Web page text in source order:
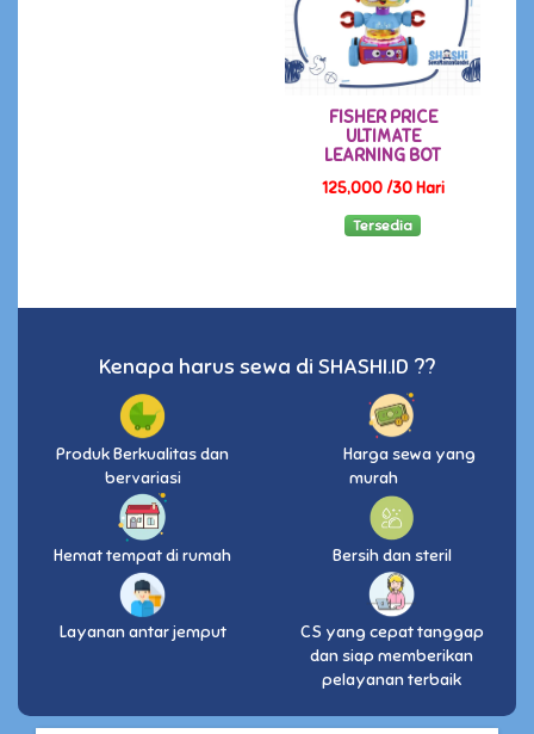
FISHER PRICE
ULTIMATE
LEARNING BOT
125,000 /30 Hari
Tersedia
Kenapa harus sewa di SHASHI.ID ??
Produk Berkualitas dan
bervariasi
Harga sewa yang
murah
Hemat tempat di rumah Bersih dan steril
Layanan antar jemput
CS yang cepat tanggap
dan siap memberikan
pelayanan terbaik